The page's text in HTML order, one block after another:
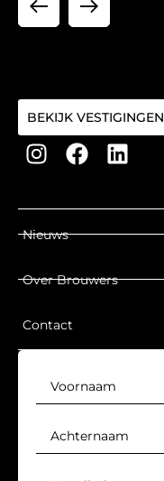
BEKIJK VESTIGINGEN
Nieuws
Over Brouwers
Contact